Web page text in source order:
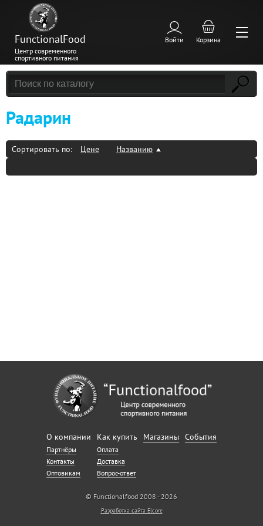
FunctionalFood
Центр современного
спортивного питания
Войти Корзина
Радарин
Сортировать по: Цене Названию
О компании
Партнёры
Контакты
Оптовикам
Как купить
Оплата
Доставка
Вопрос-ответ
Магазины События
© Functionalfood 2008 - 2026
Разработка сайта Elcore